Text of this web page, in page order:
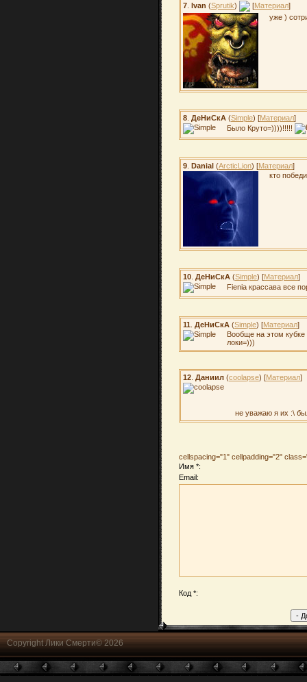
7 Ivan (Sprutik) [Материал]
уже )
8. ДеНиСкА (Simple) [Материал]
Было Круто=))))!!!!!
9 Danial (ArcticLion) [Материал]
кто
10 ДеНиСкА (Simple) [Материал]
Fienia крассава все
11 ДеНиСкА (Simple) [Материал]
Вообще на этом кубке
локи=)))
12 Даниил (coolapse) [Материал]
не уважаю я их :\
cellspacing="1" cellpadding="2"
Имя *:
Email:
Код *:
Copyright Лики Смерти© 2026